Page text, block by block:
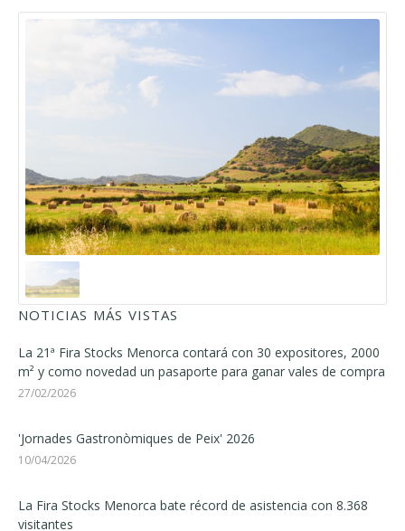
NOTICIAS MÁS VISTAS
La 21ª Fira Stocks Menorca contará con 30 expositores, 2000
m² y como novedad un pasaporte para ganar vales de compra
27/02/2026
'Jornades Gastronòmiques de Peix' 2026
10/04/2026
La Fira Stocks Menorca bate récord de asistencia con 8.368
visitantes